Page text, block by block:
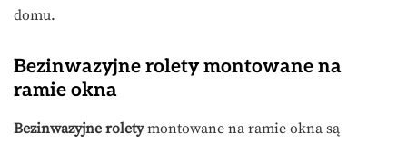
domu.
Bezinwazyjne rolety montowane na
ramie okna
Bezinwazyjne roletymontowane na ramie okna są